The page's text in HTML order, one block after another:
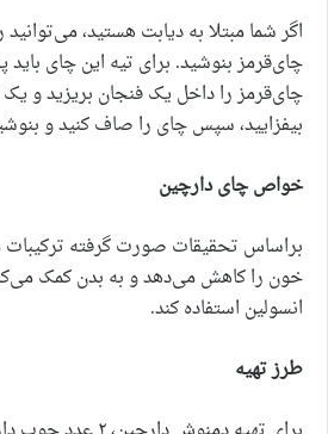
چای‌قرمز بنوشید. برای تیه این چای باید
چای‌قرمز را داخل یک فنجان بریزید و
بیفزایید، سپس چای را صاف کنید و
خواص چای دارچین
براساس تحقیقات صورت گرفته ترکیبات
خون را کاهش می‌دهد و به بدن کمک
انسولین استفاده کند.
طرز تهیه